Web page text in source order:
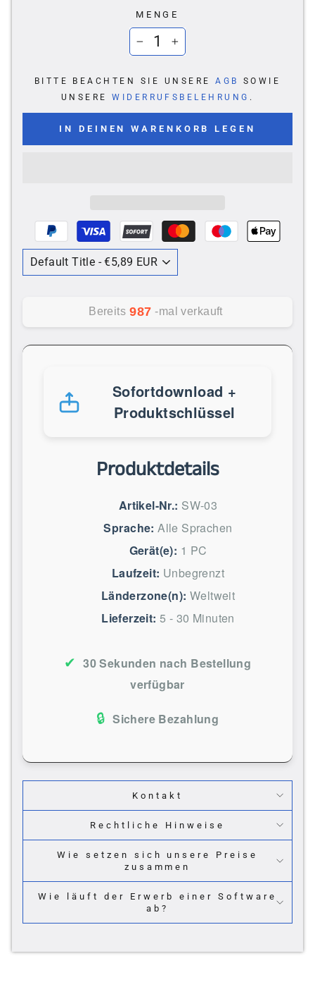
MENGE
BITTE BEACHTEN SIE UNSEREAGB
SOWIE
UNSEREWIDERRUFSBELEHRUNG .
IN DEINEN WARENKORB LEGEN
Bereits 987 -mal verkauft
Sofortdownload +
Produktschlüssel
Produktdetails
Artikel-Nr.: SW-03
Sprache: Alle Sprachen
Gerät(e): 1 PC
Laufzeit: Unbegrenzt
Länderzone(n): Weltweit
Lieferzeit: 5 - 30 Minuten
✔ 30 Sekunden nach Bestellung
verfügbar
🔒 Sichere Bezahlung
Kontakt
Rechtliche Hinweise
Wie setzen sich unsere Preise
zusammen
Wie läuft der Erwerb einer Software
ab?